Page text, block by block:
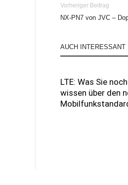
Vorheriger Beitrag
NX-PN7 von JVC –
AUCH INTERESSANT
LTE: Was Sie
wissen über den